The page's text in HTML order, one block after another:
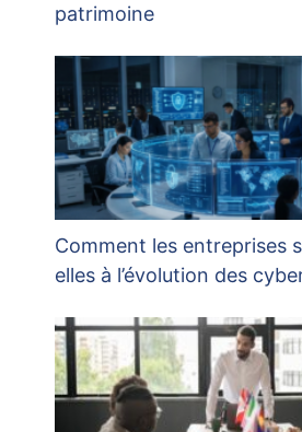
patrimoine
Comment les entreprises
elles à l’évolution des